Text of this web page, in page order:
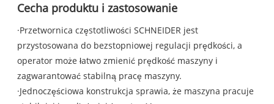
Cecha produktu i zastosowanie
·Przetwornica częstotliwości SCHNEIDER jest
przystosowana do bezstopniowej regulacji prędkości, a
operator może łatwo zmienić prędkość maszyny i
zagwarantować stabilną pracę maszyny.
·Jednoczęściowa konstrukcja sprawia, że ​​maszyna pracuje